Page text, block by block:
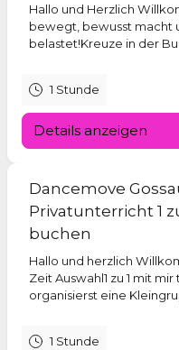
Diplome - Eidg. mit FA -
-Moverin Spiraldynamik
-Tanz-Lehrerin für Paar-
-Persönlichkeits-Coach seit
-ganzheitlicher
-Energie Coach /
-Kinesiologin
CPWorld | bewegt -
Vom Kopf über den Körper
Hallo und Herzlich
bewegt, bewusst macht
belastet!Kreuze in der
1 Stunde
Details anzeigen
Dancemove
Privatunterricht 1
buchen
Hallo und herzlich
Zeit Auswahl1 zu 1 mit
organisierst eine
1 Stunde